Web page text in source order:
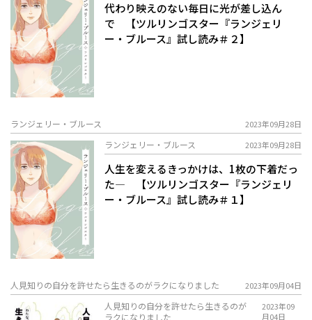
代わり映えのない毎日に光が差し込ん
で 【ツルリンゴスター『ランジェリ
ー・ブルース』試し読み＃２】
ランジェリー・ブルース 2023年09月28日
ランジェリー・ブルース 2023年09月28日
人生を変えるきっかけは、1枚の下着だっ
た― 【ツルリンゴスター『ランジェリ
ー・ブルース』試し読み＃１】
人見知りの自分を許せたら生きるのがラクになりました 2023年09月04日
人見知りの自分を許せたら生きるのが
ラクになりました
2023年09
月04日